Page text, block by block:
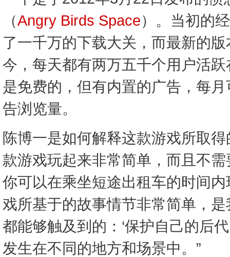
（Angry Birds Space）。当初的
了一千万的下载大关，而最新的
今，每天都有两万五千个用户活
是免费的，但有内置的广告，每
告浏览量。
陈博一是如何解释这款游戏所取
款游戏玩起来非常简单，而且不
你可以在乘坐短途出租车的时间
戏所基于的故事情节非常简单，
都能够触及到的：‘保护自己的后
发生在不同的地方和场景中。”